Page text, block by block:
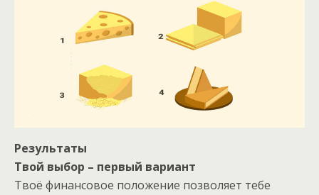
Результаты
Твой выбор – первый вариант
Твоё финансовое положение позволяет тебе